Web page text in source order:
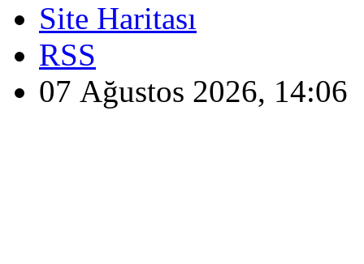
Site Haritası
RSS
07 Ağustos 2026, 14:06